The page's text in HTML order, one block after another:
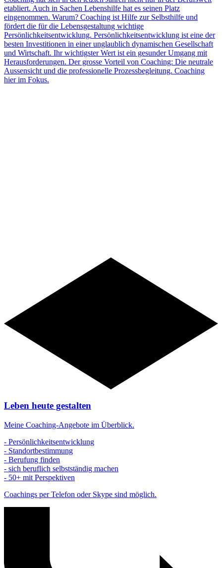
etabliert. Auch in Sachen Lebenshilfe hat es seinen Platz
eingenommen. Warum? Coaching ist Hilfe zur Selbsthilfe und
fördert die für die Lebensgestaltung wichtige
Persönlichkeitsentwicklung. Persönlichkeitsentwicklung ist eine der
besten Investitionen in einer unglaublich dynamischen Gesellschaft
und Wirtschaft. Ihr wichtigster Wert ist ein gesunder Umgang mit
Herausforderungen. Der grosse Vorteil von Coaching: Die neutrale
Aussensicht und die professionelle Prozessbegleitung. Coaching
hier im Fokus.
Leben heute gestalten
Meine Coaching-Angebote im Überblick.
- Persönlichkeitsentwicklung
- Standortbestimmung
- Berufung finden
- sich beruflich selbstständig machen
- 50+ mit Perspektiven
Coachings per Telefon oder Skype sind möglich.